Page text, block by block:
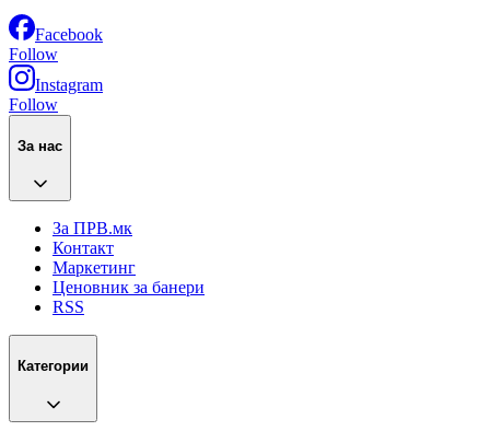
Facebook
Follow
Instagram
Follow
За нас
За ПРВ.мк
Контакт
Маркетинг
Ценовник за банери
RSS
Категории